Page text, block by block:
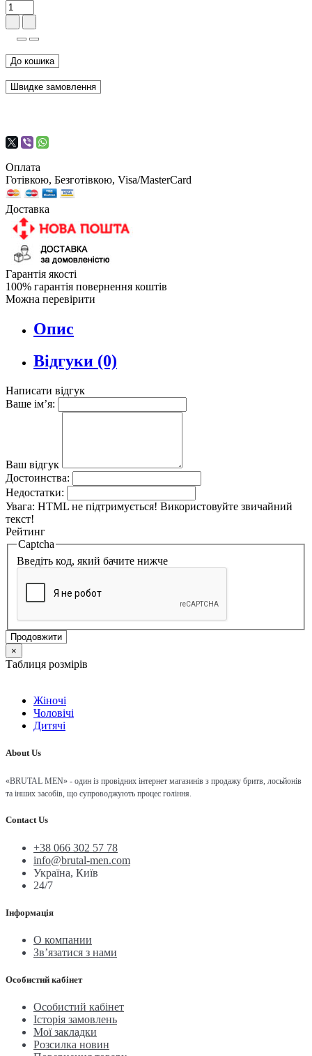
До кошика
Швидке замовлення
Оплата
Готівкою, Безготівкою, Visa/MasterCard
Доставка
Гарантія якості
100% гарантія повернення коштів
Можна перевірити
Опис
Відгуки (0)
Написати відгук
Ваше ім’я:
Ваш відгук
Достоинства:
Недостатки:
Увага: HTML не підтримується! Використовуйте звичайний
текст!
Рейтинг
Captcha
Введіть код, який бачите нижче
Продовжити
×
Таблиця розмірів
Жіночі
Чоловічі
Дитячі
About Us
«BRUTAL MEN» - один із провідних інтернет магазинів з продажу бритв, лосьйонів
та інших засобів, що супроводжують процес гоління.
Contact Us
+38 066 302 57 78
info@brutal-men.com
Україна, Київ
24/7
Інформація
О компании
Зв’язатися з нами
Особистий кабінет
Особистий кабінет
Історія замовлень
Мої закладки
Розсилка новин